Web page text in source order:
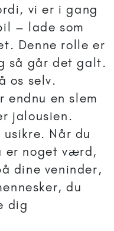
vi er i gang
– lade som
Denne rolle er
så går det galt.
os selv.
endnu en slem
jalousien.
Når du
er noget værd,
dine veninder,
du
dig